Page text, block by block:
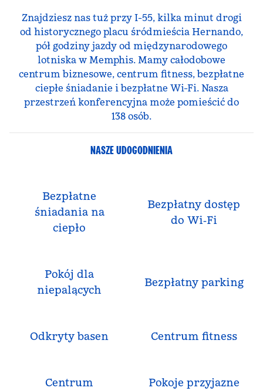
Znajdziesz nas tuż przy I-55, kilka minut drogi
od historycznego placu śródmieścia Hernando,
pół godziny jazdy od międzynarodowego
lotniska w Memphis. Mamy całodobowe
centrum biznesowe, centrum fitness, bezpłatne
ciepłe śniadanie i bezpłatne Wi-Fi. Nasza
przestrzeń konferencyjna może pomieścić do
138 osób.
NASZE UDOGODNIENIA
Bezpłatne
śniadania na
ciepło
Bezpłatny dostęp
do Wi‑Fi
Pokój dla
niepalących
Bezpłatny parking
Odkryty basen Centrum fitness
Centrum
Pokoje przyjazne